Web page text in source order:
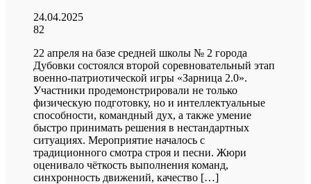
24.04.2025
82
22 апреля на базе средней школы № 2 города
Дубовки состоялся второй соревновательный этап
военно-патриотической игры «Зарница 2.0».
Участники продемонстрировали не только
физическую подготовку, но и интеллектуальные
способности, командный дух, а также умение
быстро принимать решения в нестандартных
ситуациях. Мероприятие началось с
традиционного смотра строя и песни. Жюри
оценивало чёткость выполнения команд,
синхронность движений, качество […]